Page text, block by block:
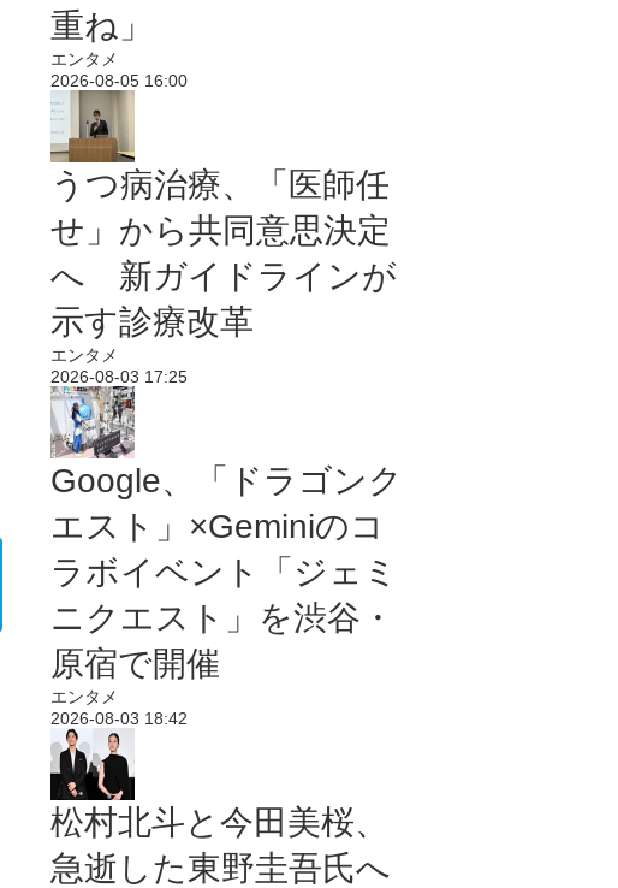
重ね」
エンタメ
2026-08-05 16:00
うつ病治療、「医師任
せ」から共同意思決定
へ 新ガイドラインが
示す診療改革
エンタメ
2026-08-03 17:25
Google、「ドラゴンク
エスト」×Geminiのコ
ラボイベント「ジェミ
ニクエスト」を渋谷・
原宿で開催
エンタメ
2026-08-03 18:42
松村北斗と今田美桜、
急逝した東野圭吾氏へ